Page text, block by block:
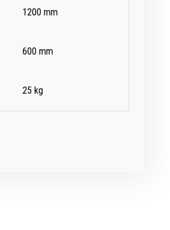
1200 mm
600 mm
25 kg